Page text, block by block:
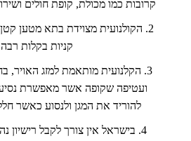
קרובות כמו מכולת, קופת חולים
2. הקולנועית מצוידת בתא מטען
קניות בקלות
3. הקלנועית מותאמת למזג האויר,
ועטיפה שקופה אשר מאפשרת
להוריד את המגן ולנסוע כאשר
4. בישראל אין צורך לקבל רישיון